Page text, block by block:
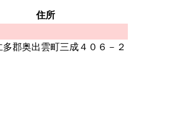
住所
多郡奥出雲町三成４０６－２